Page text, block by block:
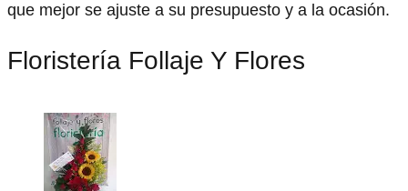
que mejor se ajuste a su presupuesto y a la ocasión.
Floristería Follaje Y Flores